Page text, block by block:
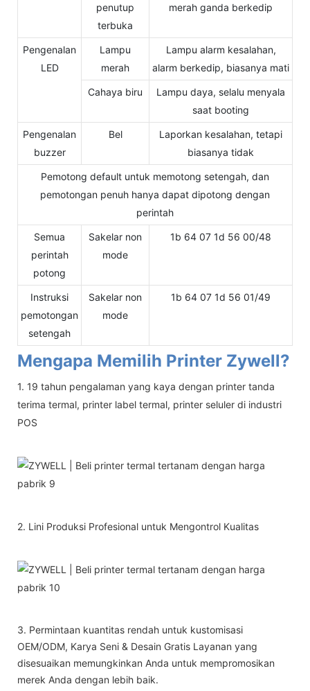
penutup
terbuka
merah ganda berkedip
Pengenalan
LED
Lampu
merah
Lampu alarm kesalahan,
alarm berkedip, biasanya mati
Cahaya biru
Lampu daya, selalu menyala
saat booting
Pengenalan
buzzer
Bel
Laporkan kesalahan, tetapi
biasanya tidak
Pemotong default untuk memotong setengah, dan
pemotongan penuh hanya dapat dipotong dengan
perintah
Semua
perintah
potong
Sakelar non
mode
1b 64 07 1d 56 00/48
Instruksi
pemotongan
setengah
Sakelar non
mode
1b 64 07 1d 56 01/49
Mengapa Memilih Printer Zywell?
1. 19 tahun pengalaman yang kaya dengan printer tanda
terima termal, printer label termal, printer seluler di industri
POS
2. Lini Produksi Profesional untuk Mengontrol Kualitas
3. Permintaan kuantitas rendah untuk kustomisasi
OEM/ODM, Karya Seni & Desain Gratis Layanan yang
disesuaikan memungkinkan Anda untuk mempromosikan
merek Anda dengan lebih baik.